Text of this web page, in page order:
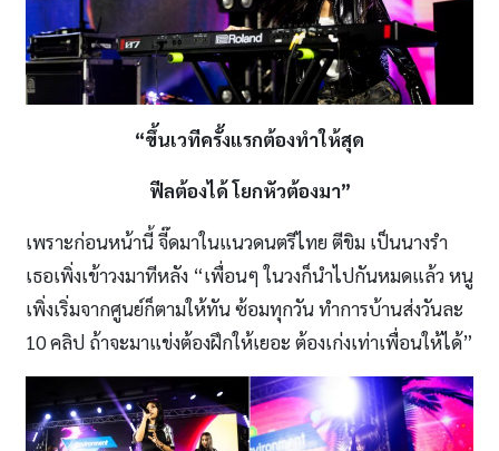
“ขึ้นเวทีครั้งแรกต้องทำให้สุด
ฟีลต้องได้ โยกหัวต้องมา”
เพราะก่อนหน้านี้ จี๊ดมาในแนวดนตรีไทย ตีขิม เป็นนางรำ
เธอเพิ่งเข้าวงมาทีหลัง “เพื่อนๆ ในวงก็นำไปกันหมดแล้ว หนู
เพิ่งเริ่มจากศูนย์ก็ตามให้ทัน ซ้อมทุกวัน ทำการบ้านส่งวันละ
10 คลิป ถ้าจะมาแข่งต้องฝึกให้เยอะ ต้องเก่งเท่าเพื่อนให้ได้”